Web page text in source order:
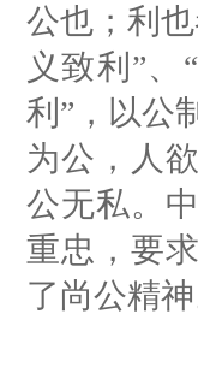
公也；利
义致利”、
利”，以公
为公，人
公无私。
重忠，要
了尚公精神